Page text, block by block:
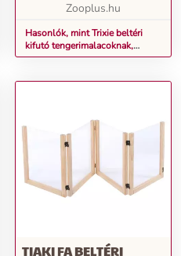
Zooplus.hu
Hasonlók, mint Trixie beltéri
kifutó tengerimalacoknak,
kisállatoknak, 60x30cm, 4 elem
TIAKI FA BELTÉRI